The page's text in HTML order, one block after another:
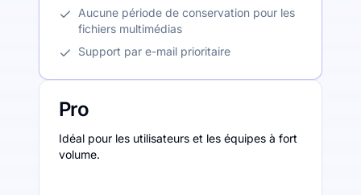
Aucune période de conservation pour les
fichiers multimédias
Support par e-mail prioritaire
Pro
Idéal pour les utilisateurs et les équipes à fort
volume.